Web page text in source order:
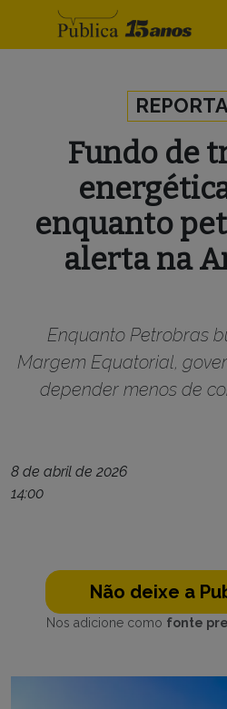
Fundo de
enquanto
alerta na
Enquanto Petrobras
Margem Equatorial,
depender menos de
8 de abril de 2026
14:00
Não deixe a
Nos adicione como fonte